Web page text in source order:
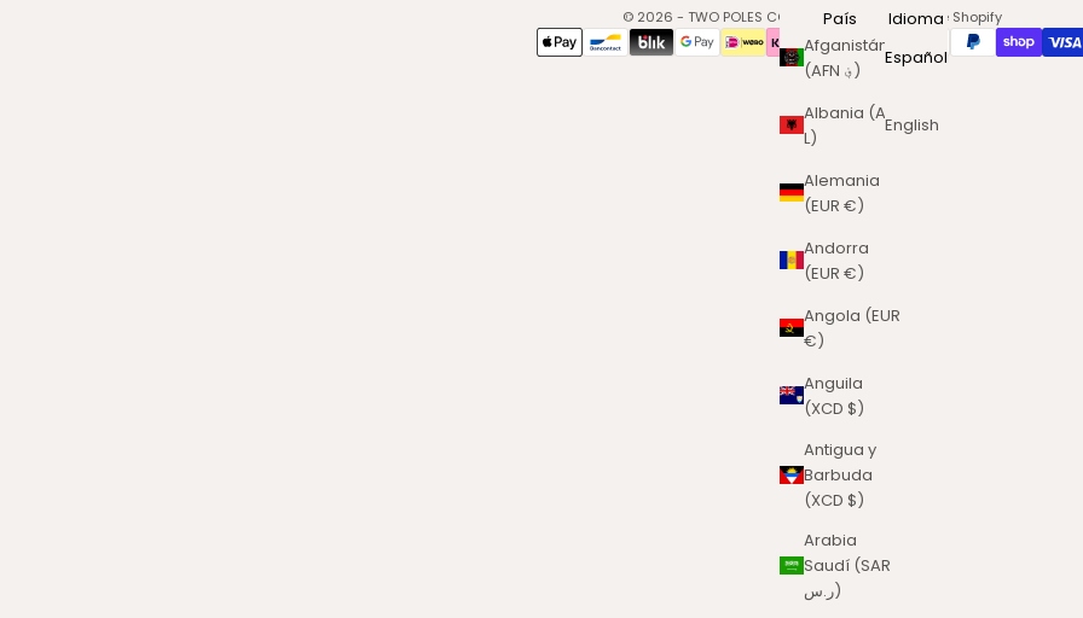
País
Afganistán
(AFN ؋)
Albania (ALL
L)
Alemania
(EUR €)
Andorra
(EUR €)
Angola (EUR
€)
Anguila
(XCD $)
Antigua y
Barbuda
(XCD $)
Arabia
Saudí (SAR
ر.س)
Idioma
Español
English
© 2026 - TWO POLES COSMETICSTecnología de Shopify